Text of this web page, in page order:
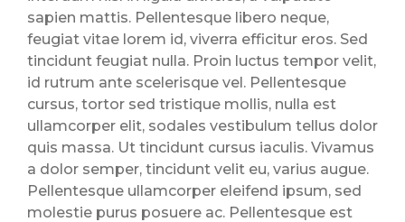
sapien mattis. Pellentesque libero neque,
feugiat vitae lorem id, viverra efficitur eros. Sed
tincidunt feugiat nulla. Proin luctus tempor velit,
id rutrum ante scelerisque vel. Pellentesque
cursus, tortor sed tristique mollis, nulla est
ullamcorper elit, sodales vestibulum tellus dolor
quis massa. Ut tincidunt cursus iaculis. Vivamus
a dolor semper, tincidunt velit eu, varius augue.
Pellentesque ullamcorper eleifend ipsum, sed
molestie purus posuere ac. Pellentesque est